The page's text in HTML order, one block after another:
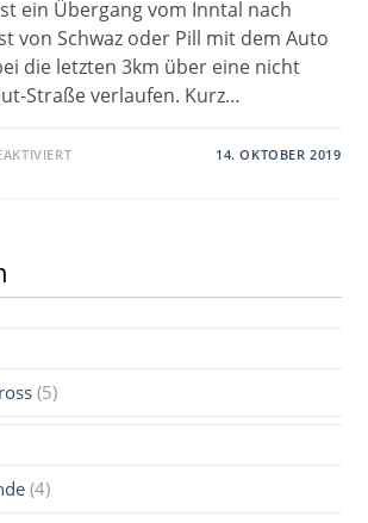
ein Übergang vom Inntal nach
von Schwaz oder Pill mit dem Auto
die letzten 3km über eine nicht
Straße verlaufen. Kurz…
FÜR 14. OKTOBER 2019
(5)
(4)